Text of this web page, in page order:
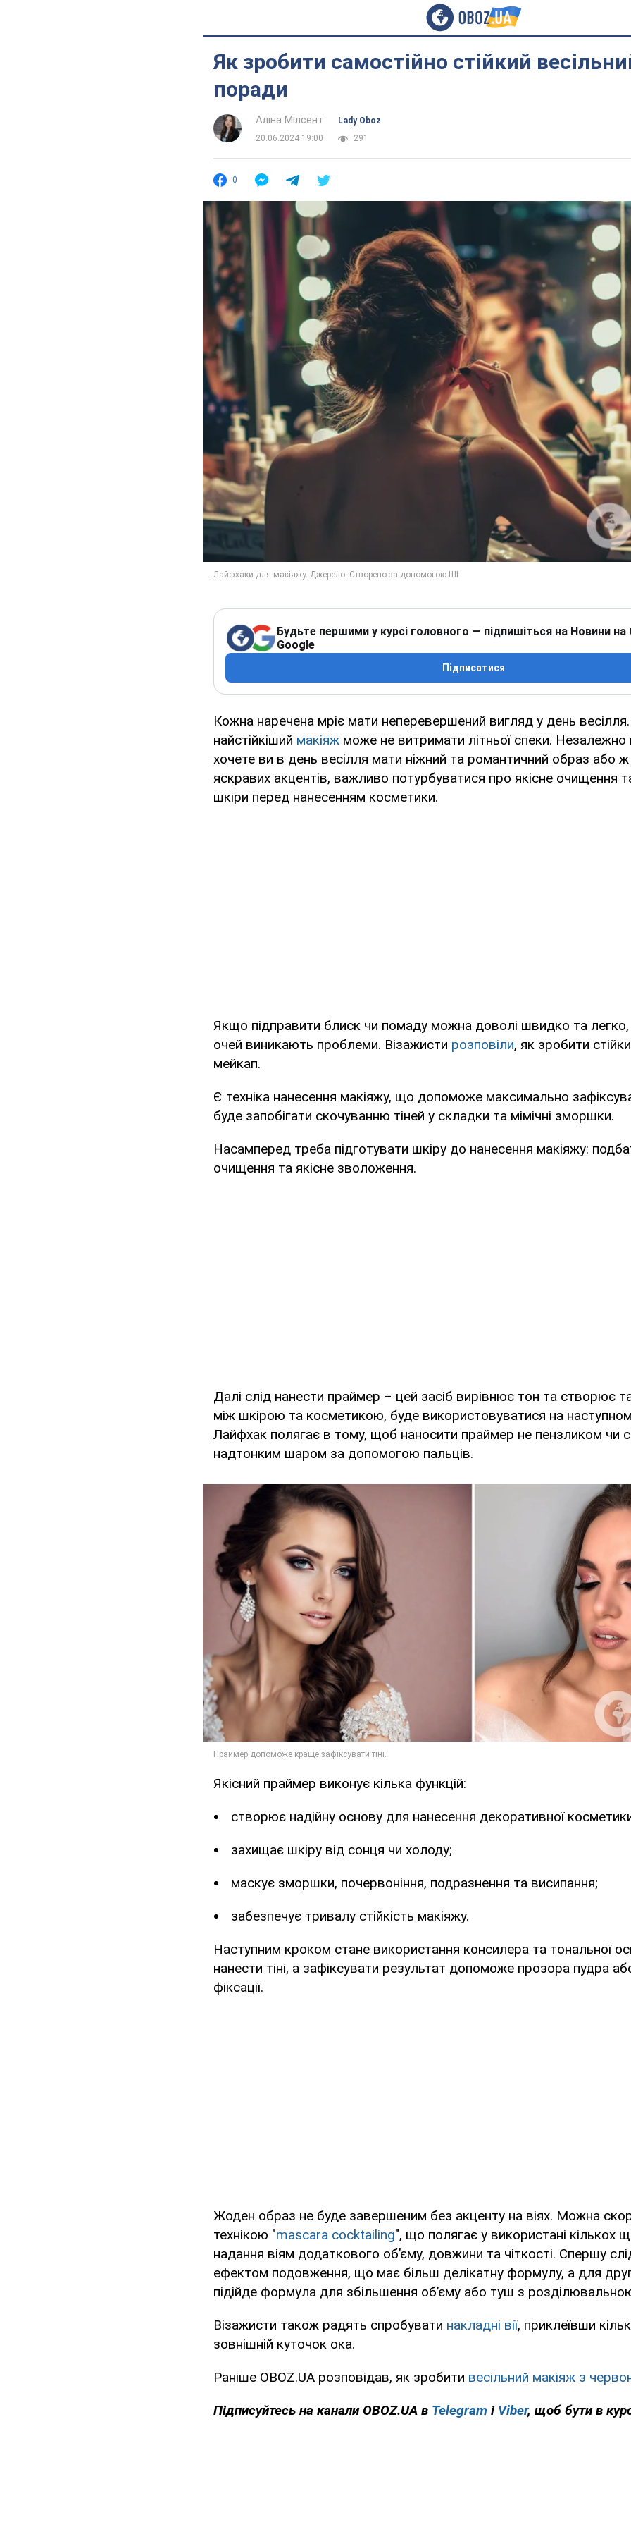
Як зробити самостійно стійкий
поради
Аліна Мілсент
Lady Oboz
20.06.2024 19:00
291
0
Будьте першими у курсі головного — підпишіться на Новини на
Google
Підписатися
Кожна наречена мріє мати неперевершений вигляд у день
найстійкіший макіяж може не витримати літньої спеки. Незалежно
хочете ви в день весілля мати ніжний та романтичний образ або ж
яскравих акцентів, важливо потурбуватися про якісне очищення
шкіри перед нанесенням косметики.
Якщо підправити блиск чи помаду можна доволі швидко та
очей виникають проблеми. Візажисти розповіли, як зробити
мейкап.
Є техніка нанесення макіяжу, що допоможе максимально
буде запобігати скочуванню тіней у складки та мімічні зморшки.
Насамперед треба підготувати шкіру до нанесення макіяжу:
очищення та якісне зволоження.
Далі слід нанести праймер – цей засіб вирівнює тон та створює
між шкірою та косметикою, буде використовуватися на
Лайфхак полягає в тому, щоб наносити праймер не пензликом чи
надтонким шаром за допомогою пальців.
Якісний праймер виконує кілька функцій:
створює надійну основу для нанесення декоративної
захищає шкіру від сонця чи холоду;
маскує зморшки, почервоніння, подразнення та висипання;
забезпечує тривалу стійкість макіяжу.
Наступним кроком стане використання консилера та тональної
нанести тіні, а зафіксувати результат допоможе прозора пудра
фіксації.
Жоден образ не буде завершеним без акценту на віях. Можна
технікою "mascara cocktailing", що полягає у використані кількох
надання віям додаткового об’єму, довжини та чіткості. Спершу
ефектом подовження, що має більш делікатну формулу, а для
підійде формула для збільшення об’єму або туш з
Візажисти також радять спробувати накладні вії, приклеївши
зовнішній куточок ока.
Раніше OBOZ.UA розповідав, як зробити весільний макіяж з
Підписуйтесь на канали OBOZ.UA в Telegram і Viber, щоб бути в